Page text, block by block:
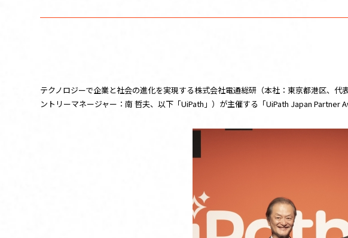
このサイトについて
テクノロジーで企業と社会の進化を実現する株式会社電通総研（本社：東京都港区、
ントリーマネージャー：南 哲夫、以下「UiPath」）が主催する「UiPath Japan Partner